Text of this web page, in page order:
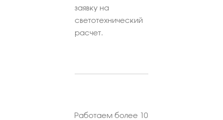
заявку на
светотехнический
расчет.
Работаем более 10